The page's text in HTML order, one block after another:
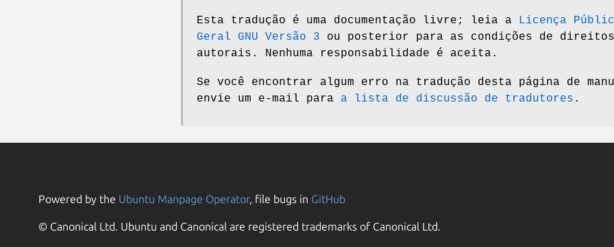
Esta tradução é uma documentação livre; leia a Licença
Geral GNU Versão 3 ou posterior para as condições de direitos
autorais. Nenhuma responsabilidade é aceita.
Se você encontrar algum erro na tradução desta página de
envie um e-mail para a lista de discussão de tradutores .
Powered by the Ubuntu Manpage Operator, file bugs in GitHub
© Canonical Ltd. Ubuntu and Canonical are registered trademarks of Canonical Ltd.